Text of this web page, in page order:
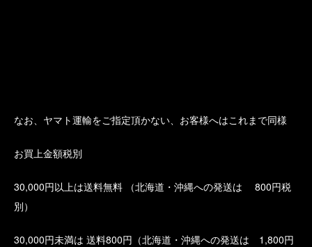
なお、ヤマト運輸をご指定頂かない、お客様へはこれまで同様
お買上金額税別
30,000円以上は送料無料 （北海道・沖縄への発送は 800円税
別）
30,000円未満は 送料800円（北海道・沖縄への発送は 1,800円